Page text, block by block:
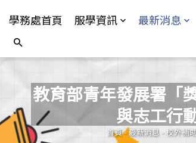
學務處首頁 服學資訊 最新消息
教育部青年發展署「
與志工行
您在
首頁-最新消息 -校外補